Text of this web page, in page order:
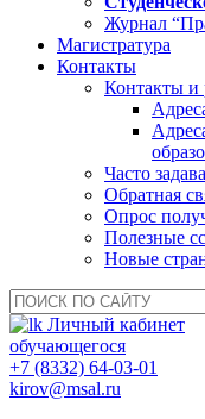
Журнал
Магистратура
Контакты
Контакты и
Часто
Обратная
Опрос
Полезные
Новые
Личный кабинет
обучающегося
+7 (8332) 64-03-01
kirov@msal.ru